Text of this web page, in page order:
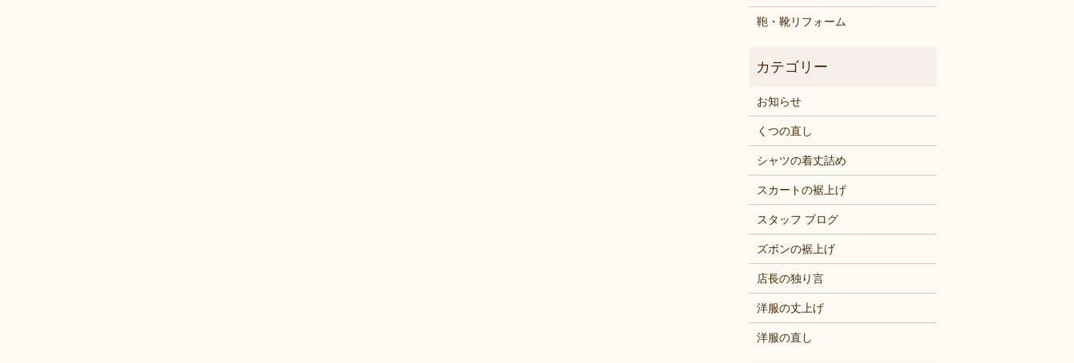
鞄・靴リフォーム
お知らせ
くつの直し
シャツの着丈詰め
スカートの裾上げ
スタッフ ブログ
ズボンの裾上げ
店長の独り言
洋服の丈上げ
洋服の直し